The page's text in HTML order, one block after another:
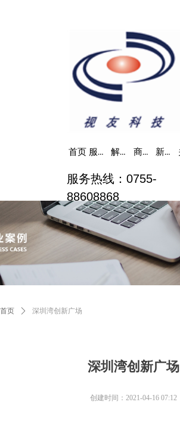
服务热线：0755-
88608868
首页 服务运营 解决方案 商业案例 新闻中心
首页 ꄲ 深圳湾创新广场
深圳湾创新广场
创建时间： 2021-04-16 07:12